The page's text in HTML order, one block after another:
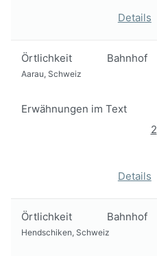
Details
Örtlichkeit Bahnhof
Aarau, Schweiz
Erwähnungen im Text
2
Details
Örtlichkeit Bahnhof
Hendschiken, Schweiz